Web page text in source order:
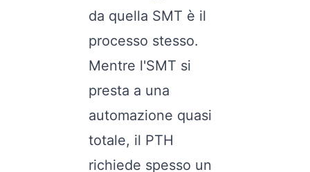
da quella SMT è il
processo stesso.
Mentre l'SMT si
presta a una
automazione quasi
totale, il PTH
richiede spesso un